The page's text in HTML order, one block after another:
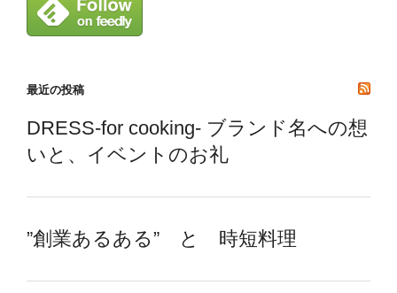
最近の投稿
DRESS-for cooking- ブランド名への想
いと、イベントのお礼
”創業あるある” と 時短料理